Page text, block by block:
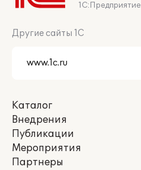
1С:Предприятие
Другие сайты 1С
Каталог
Внедрения
Публикации
Мероприятия
Партнеры